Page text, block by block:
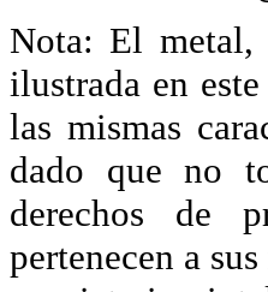
Nota: El metal,
ilustrada en
las mismas
dado que no
derechos de
pertenecen a